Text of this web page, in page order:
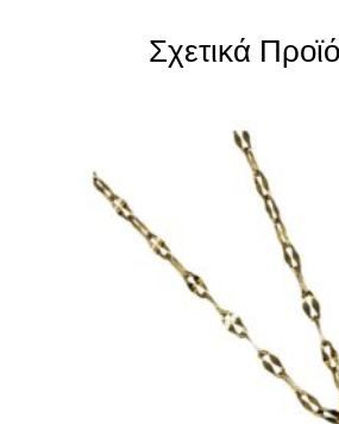
Σχετικά